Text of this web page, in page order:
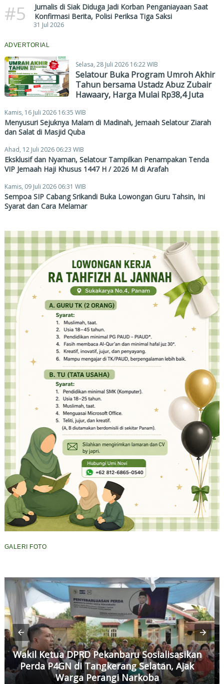
#5
Jurnalis di Siak Diduga Jadi Korban Penganiayaan Saat
Konfirmasi Berita, Polisi Periksa Tiga Saksi
31 Jul 2026
ADVERTORIAL
Selasa, 28 Juli 2026 16:22 WIB
Selatour Buka Program Umroh Akhir
Tahun bersama Ustadz Abuz Zubair
Hawaary, Harga Mulai Rp38,4 Juta
Kamis, 16 Juli 2026 16:35 WIB
Menyusuri Sejuknya Malam di Madinah, Jemaah Selatour Ziarah
dan Salat di Masjid Quba
Ahad, 12 Juli 2026 06:23 WIB
Eksklusif dan Nyaman, Selatour Tampilkan Penampakan Tenda
VIP Jemaah Haji Khusus 1447 H / 2026 M di Arafah
Kamis, 09 Juli 2026 06:31 WIB
Sempoa SIP Cabang Srikandi Buka Lowongan Guru Tahsin, Ini
Syarat dan Cara Melamar
GALERI FOTO
Wakil Ketua DPRD Pekanbaru Sosialisasikan
Perda P4GN di Tangkerang Selatan, Ajak
Warga Perangi Narkoba